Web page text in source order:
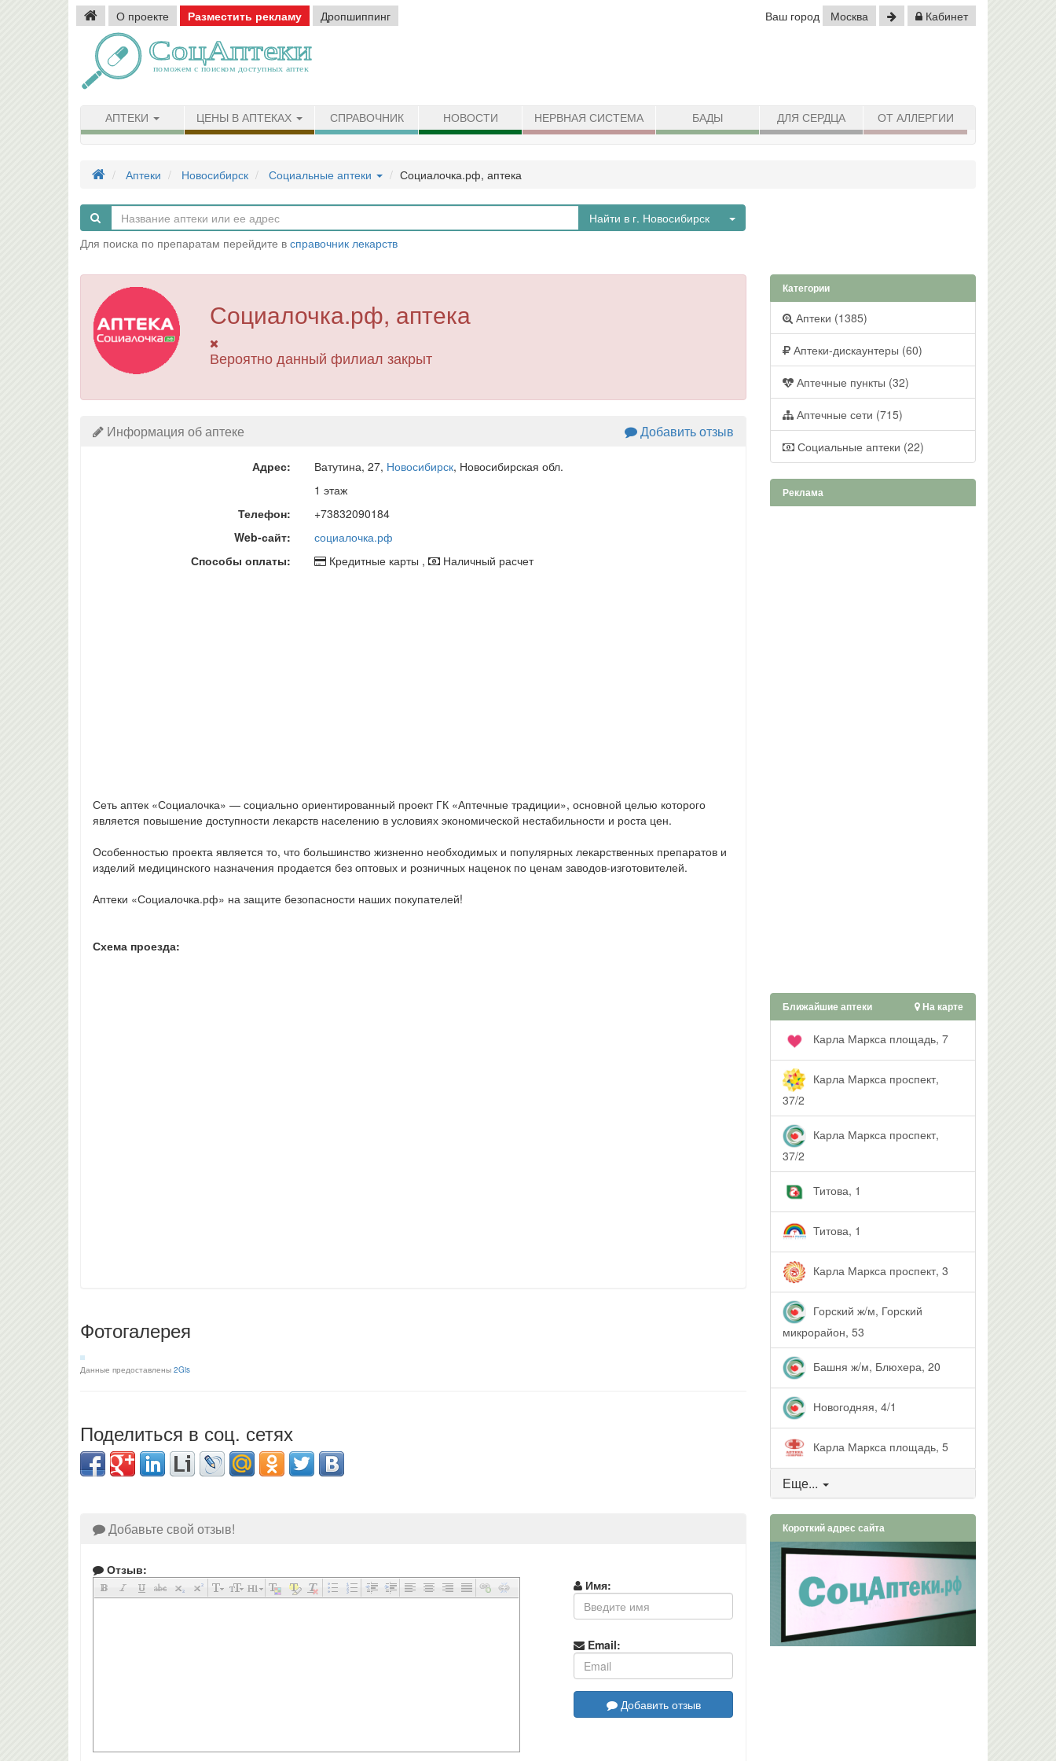
О проекте Разместить рекламу Дропшиппинг Ваш город Москва Кабинет
АПТЕКИ ЦЕНЫ В АПТЕКАХ СПРАВОЧНИК НОВОСТИ НЕРВНАЯ СИСТЕМА БАДЫ ДЛЯ СЕРДЦА ОТ АЛЛЕРГИИ
Аптеки Новосибирск Социальные аптеки Социалочка.рф, аптека
Найти в г. Новосибирск
Toggle Dropdown
Для поиска по препаратам перейдите в справочник лекарств
Социалочка.рф, аптека
Вероятно данный филиал закрыт
Информация об аптеке Добавить отзыв
Адрес: Ватутина, 27, Новосибирск, Новосибирская обл.
1 этаж
Телефон:
+73832090184
Web-сайт:
социалочка.рф
Способы оплаты:
Кредитные карты , Наличный расчет
Сеть аптек «Социалочка» — социально ориентированный проект ГК «Аптечные традиции», основной целью которого
является повышение доступности лекарств населению в условиях экономической нестабильности и роста цен.
Особенностью проекта является то, что большинство жизненно необходимых и популярных лекарственных препаратов и
изделий медицинского назначения продается без оптовых и розничных наценок по ценам заводов-изготовителей.
Аптеки «Социалочка.рф» на защите безопасности наших покупателей!
Схема проезда:
Фотогалерея
Данные предоставлены 2Gis
Поделиться в соц. сетях
Добавьте свой отзыв!
Отзыв:
Имя:
Email:
Добавить отзыв
Категории
Аптеки (1385)
Аптеки-дискаунтеры (60)
Аптечные пункты (32)
Аптечные сети (715)
Социальные аптеки (22)
Реклама
Ближайшие аптеки На карте
Карла Маркса площадь, 7
Карла Маркса проспект,
37/2
Карла Маркса проспект,
37/2
Титова, 1
Титова, 1
Карла Маркса проспект, 3
Горский ж/м, Горский
микрорайон, 53
Башня ж/м, Блюхера, 20
Новогодняя, 4/1
Карла Маркса площадь, 5
Еще...
Короткий адрес сайта